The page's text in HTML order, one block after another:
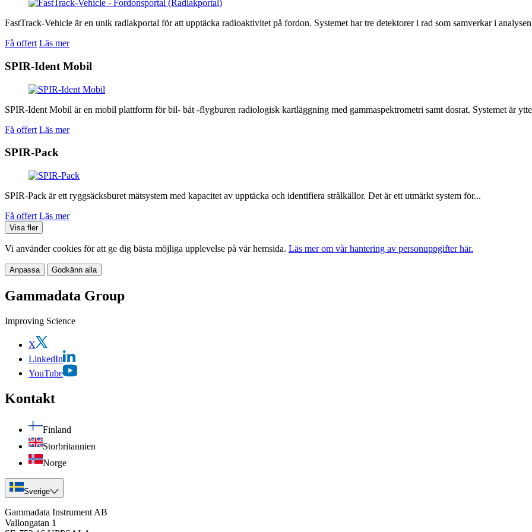
FastTrack-Vehicle är en unik radiakportal för att upptäcka radioaktivitet på fordon. Systemet har tre detektorer i rad som samverkar i
Få offert Läs mer
SPIR-Ident Mobil
SPIR-Ident Mobil är en mobil plattform för bil- båt -flygburen radiologisk kartläggning med gammaspektrometri samt dosrat. Systemet är
Få offert Läs mer
SPIR-Pack
SPIR-Pack är ett ryggsäcksburet mätsystem med kapacitet av upptäcka och identifiera strålkällor. Det är ett utmärkt system för...
Få offert Läs mer
Visa fler
Vi använder cookies för att ge dig bästa möjliga upplevelse på vår hemsida. Läs mer om vår hantering av personuppgifter här.
Anpassa Godkänn alla
Gammadata Group
Improving Science
X
LinkedIn
YouTube
Kontakt
Finland
Storbritannien
Norge
Sverige
Gammadata Instrument AB
Vallongatan 1